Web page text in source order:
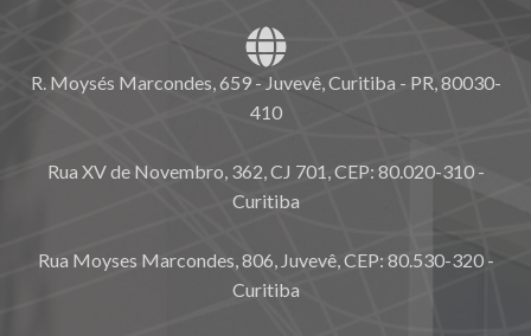
R. Moysés Marcondes, 659 - Juvevê, Curitiba - PR, 80030-
410
Rua XV de Novembro, 362, CJ 701, CEP: 80.020-310 -
Curitiba
Rua Moyses Marcondes, 806, Juvevê, CEP: 80.530-320 -
Curitiba